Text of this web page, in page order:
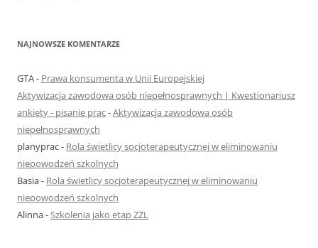
NAJNOWSZE KOMENTARZE
GTA- Prawa konsumenta w Unii Europejskiej
Aktywizacja zawodowa osób niepełnosprawnych | Kwestionariusz
ankiety - pisanie prac-Aktywizacja zawodowa osób
niepełnosprawnych
planyprac- Rola świetlicy socjoterapeutycznej w eliminowaniu
niepowodzeń szkolnych
Basia- Rola świetlicy socjoterapeutycznej w eliminowaniu
niepowodzeń szkolnych
Alinna-Szkolenia jako etap ZZL